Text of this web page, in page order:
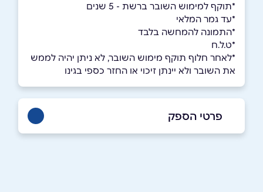
*תוקף למימוש השובר ברשת - 5 שנים
*עד גמר המלאי
*התמונה להמחשה בלבד
*ט.ל.ח
*לאחר חלוף תוקף מימוש השובר, לא ניתן יהיה לממש
את השובר ולא יינתן זיכוי או החזר כספי בגינו
פרטי הספק